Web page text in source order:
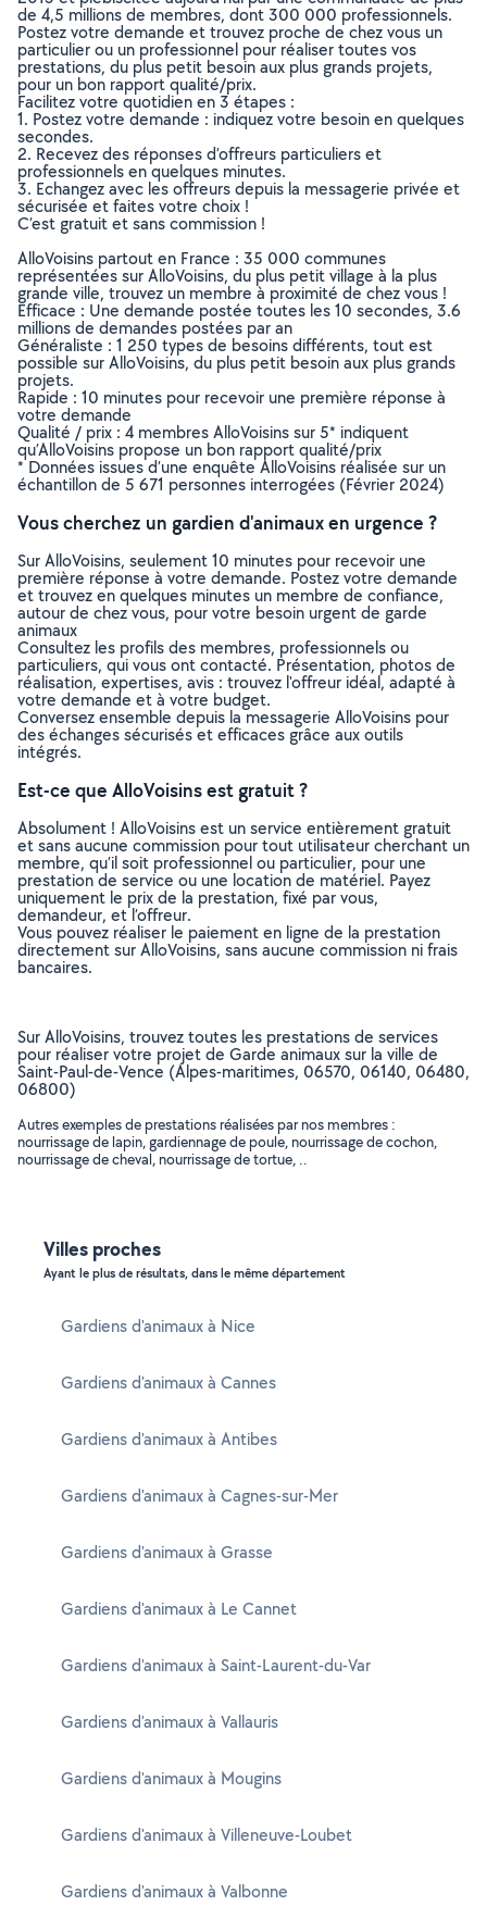
de 4,5 millions de membres, dont 300 000 professionnels.
Postez votre demande et trouvez proche de chez vous un
particulier ou un professionnel pour réaliser toutes vos
prestations, du plus petit besoin aux plus grands projets,
pour un bon rapport qualité/prix.
Facilitez votre quotidien en 3 étapes :
1. Postez votre demande : indiquez votre besoin en quelques
secondes.
2. Recevez des réponses d’offreurs particuliers et
professionnels en quelques minutes.
3. Echangez avec les offreurs depuis la messagerie privée et
sécurisée et faites votre choix !
C’est gratuit et sans commission !
AlloVoisins partout en France : 35 000 communes
représentées sur AlloVoisins, du plus petit village à la plus
grande ville, trouvez un membre à proximité de chez vous !
Efficace : Une demande postée toutes les 10 secondes, 3.6
millions de demandes postées par an
Généraliste : 1 250 types de besoins différents, tout est
possible sur AlloVoisins, du plus petit besoin aux plus grands
projets.
Rapide : 10 minutes pour recevoir une première réponse à
votre demande
Qualité / prix : 4 membres AlloVoisins sur 5* indiquent
qu’AlloVoisins propose un bon rapport qualité/prix
* Données issues d’une enquête AlloVoisins réalisée sur un
échantillon de 5 671 personnes interrogées (Février 2024)
Vous cherchez un gardien d'animaux en urgence ?
Sur AlloVoisins, seulement 10 minutes pour recevoir une
première réponse à votre demande. Postez votre demande
et trouvez en quelques minutes un membre de confiance,
autour de chez vous, pour votre besoin urgent de garde
animaux
Consultez les profils des membres, professionnels ou
particuliers, qui vous ont contacté. Présentation, photos de
réalisation, expertises, avis : trouvez l'offreur idéal, adapté à
votre demande et à votre budget.
Conversez ensemble depuis la messagerie AlloVoisins pour
des échanges sécurisés et efficaces grâce aux outils
intégrés.
Est-ce que AlloVoisins est gratuit ?
Absolument ! AlloVoisins est un service entièrement gratuit
et sans aucune commission pour tout utilisateur cherchant un
membre, qu’il soit professionnel ou particulier, pour une
prestation de service ou une location de matériel. Payez
uniquement le prix de la prestation, fixé par vous,
demandeur, et l’offreur.
Vous pouvez réaliser le paiement en ligne de la prestation
directement sur AlloVoisins, sans aucune commission ni frais
bancaires.
Sur AlloVoisins, trouvez toutes les prestations de services
pour réaliser votre projet de Garde animaux sur la ville de
Saint-Paul-de-Vence (Alpes-maritimes, 06570, 06140, 06480,
06800)
Autres exemples de prestations réalisées par nos membres :
nourrissage de lapin, gardiennage de poule, nourrissage de cochon,
nourrissage de cheval, nourrissage de tortue, ..
Villes proches
Ayant le plus de résultats, dans le même département
Gardiens d'animaux à Nice
Gardiens d'animaux à Cannes
Gardiens d'animaux à Antibes
Gardiens d'animaux à Cagnes-sur-Mer
Gardiens d'animaux à Grasse
Gardiens d'animaux à Le Cannet
Gardiens d'animaux à Saint-Laurent-du-Var
Gardiens d'animaux à Vallauris
Gardiens d'animaux à Mougins
Gardiens d'animaux à Villeneuve-Loubet
Gardiens d'animaux à Valbonne